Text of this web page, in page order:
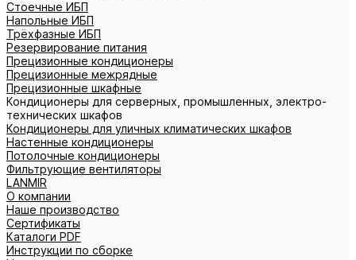
Стоечные ИБП
Напольные ИБП
Трёхфазные ИБП
Резервирование питания
Прецизионные кондиционеры
Прецизионные межрядные
Прецизионные шкафные
Кондиционеры для серверных, промышленных, электро-
технических шкафов
Кондиционеры для уличных климатических шкафов
Настенные кондиционеры
Потолочные кондиционеры
Фильтрующие вентиляторы
LANMIR
О компании
Наше производство
Сертификаты
Каталоги PDF
Инструкции по сборке